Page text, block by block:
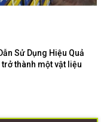
Sử Dụng Hiệu Quả
thành một vật liệu